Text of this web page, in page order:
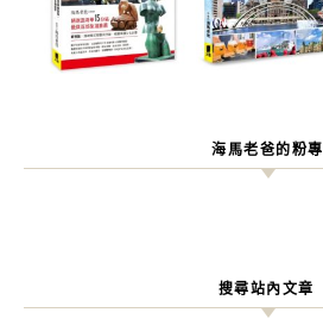
海馬老爸的粉專
搜尋站內文章